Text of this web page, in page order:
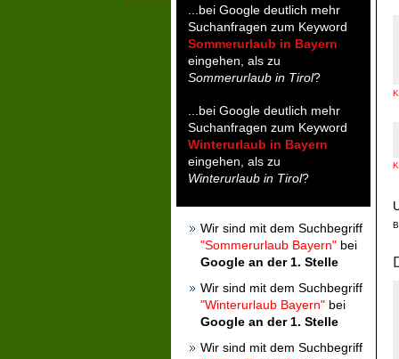
...bei Google deutlich mehr
Suchanfragen zum Keyword
Sommerurlaub in Bayern
eingehen, als zu
Sommerurlaub in Tirol?
...bei Google deutlich mehr
Suchanfragen zum Keyword
Winterurlaub in Bayern
eingehen, als zu
Winterurlaub in Tirol?
Wir sind mit dem Suchbegriff
"Sommerurlaub Bayern" bei
Google an der 1. Stelle
Wir sind mit dem Suchbegriff
"Winterurlaub Bayern" bei
Google an der 1. Stelle
Wir sind mit dem Suchbegriff